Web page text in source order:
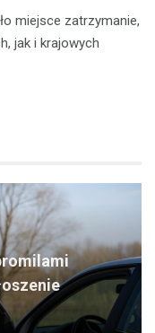
miejsce zatrzymanie,
jak i krajowych